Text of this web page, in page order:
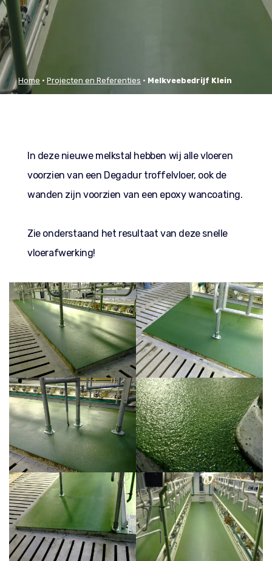
Home • Projecten en Referenties • Melkveebedrijf Klein
In deze nieuwe melkstal hebben wij alle vloeren
voorzien van een Degadur troffelvloer, ook de
wanden zijn voorzien van een epoxy wancoating.
Zie onderstaand het resultaat van deze snelle
vloerafwerking!